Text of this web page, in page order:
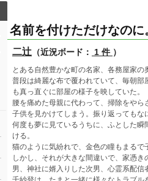
名前を付けただけなの
二辻 （近況ボード： 1 件 ）
とある自然豊かな町の名家、各務屋家の
普段は綺麗な布で覆われていて、毎朝
も真っ直ぐに部屋の様子を映していた。
腰を痛めた母親に代わって、掃除をや
子供を見かけてしまう。振り返っても
何度も夢に見ているうちに、ふとした
ける。
猫のように気紛れで、金色の瞳もまるで
しかし、それが大きな間違いで、家憑
男、神社に婿入りした次男、心霊系配信